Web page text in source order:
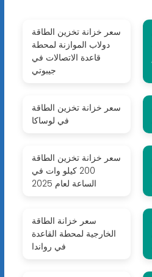
سعر خزانة تخزين الطاقة
دولاب الموازنة لمحطة
قاعدة الاتصالات في
جيبوتي
سعر خزانة تخزين الطاقة
في لوساكا
سعر خزانة تخزين الطاقة
200 كيلو وات في
الساعة لعام 2025
سعر خزانة الطاقة
الخارجية لمحطة القاعدة
في رواندا